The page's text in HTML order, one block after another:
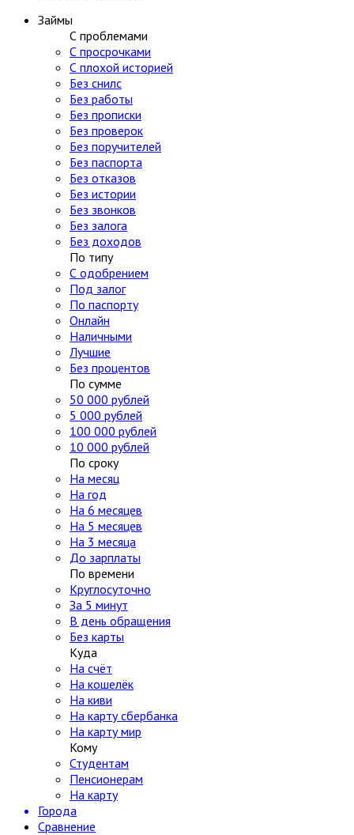
Займы
С проблемами
С просрочками
С плохой историей
Без снилс
Без работы
Без прописки
Без проверок
Без поручителей
Без паспорта
Без отказов
Без истории
Без звонков
Без залога
Без доходов
По типу
С одобрением
Под залог
По паспорту
Онлайн
Наличными
Лучшие
Без процентов
По сумме
50 000 рублей
5 000 рублей
100 000 рублей
10 000 рублей
По сроку
На месяц
На год
На 6 месяцев
На 5 месяцев
На 3 месяца
До зарплаты
По времени
Круглосуточно
За 5 минут
В день обращения
Без карты
Куда
На счёт
На кошелёк
На киви
На карту сбербанка
На карту мир
Кому
Студентам
Пенсионерам
На карту
Города
Сравнение